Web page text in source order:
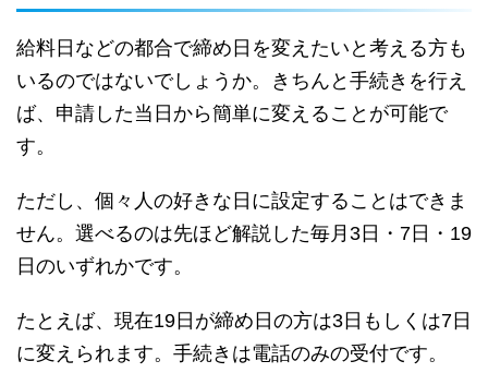
給料日などの都合で締め日を変えたいと考える方も
いるのではないでしょうか。きちんと手続きを行え
ば、申請した当日から簡単に変えることが可能で
す。
ただし、個々人の好きな日に設定することはできま
せん。選べるのは先ほど解説した毎月3日・7日・19
日のいずれかです。
たとえば、現在19日が締め日の方は3日もしくは7日
に変えられます。手続きは電話のみの受付です。